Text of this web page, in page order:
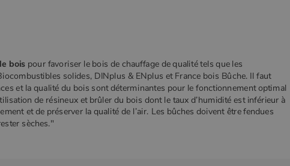
bois pour favoriser le bois de chauffage de qualité tels que les
solides, DINplus & ENplus et France bois Bûche. Il faut
et la qualité du bois sont déterminantes pour le fonctionnement optimal
de résineux et brûler du bois dont le taux d’humidité est inférieur à
et de préserver la qualité de l’air. Les bûches doivent être fendues
sèches."